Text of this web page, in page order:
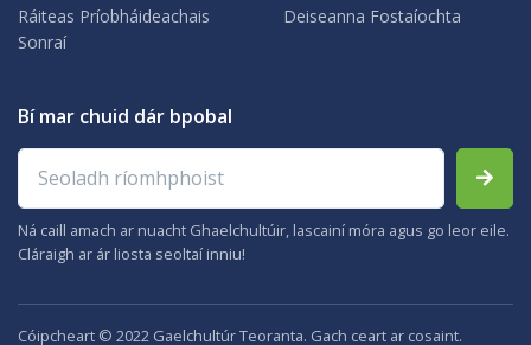
Ráiteas Príobháideachais
Sonraí
Deiseanna Fostaíochta
Bí mar chuid dár bpobal
Seoladh ríomhphoist
Ná caill amach ar nuacht Ghaelchultúir, lascainí móra agus go leor eile.
Cláraigh ar ár liosta seoltaí inniu!
Cóipcheart © 2022 Gaelchultúr Teoranta. Gach ceart ar cosaint.